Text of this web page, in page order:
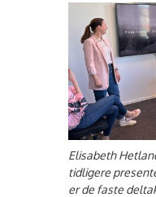
Elisabeth
tidligere
er de faste